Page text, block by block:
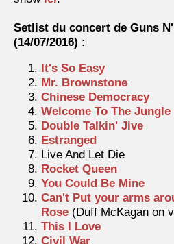
Setlist du concert de Guns
(14/07/2016) :
It's So Easy
Mr. Brownstone
Chinese Democracy
Welcome To The Jungle
Double Talkin' Jive
Estranged
Live And Let Die
Rocket Queen
You Could Be Mine
Can't Put your arms
Rose (Duff McKagan on
This I Love
Civil War